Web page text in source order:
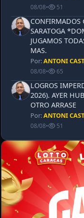
08/08• 51
CONFIRMADOS
SARATOGA
JUGAMOS
MAS.
Por:ANTONI
08/08• 65
LOGROS
2026). AYER
OTRO ARRASE
Por:ANTONI
08/08• 51